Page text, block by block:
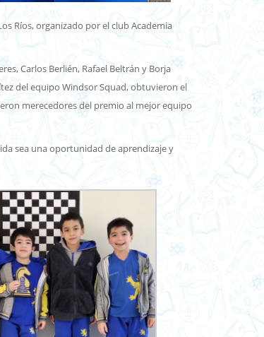
Ríos, organizado por el club Academia
Carlos Berlién, Rafael Beltrán y Borja
del equipo Windsor Squad, obtuvieron el
merecedores del premio al mejor equipo
sea una oportunidad de aprendizaje y